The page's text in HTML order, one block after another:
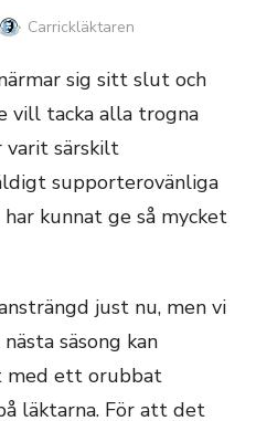
Författare
Carrickläktaren
sig sitt slut och
vill tacka alla trogna
varit särskilt
supporterovänliga
kunnat ge så mycket
just nu, men vi
säsong kan
med ett orubbat
läktarna. För att det